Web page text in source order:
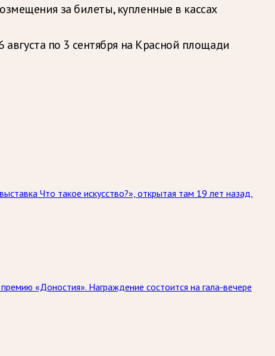
за билеты, купленные в кассах
по 3 сентября на Красной площади
Что такое искусство?», открытая там 19 лет назад,
«Доностия». Награждение состоится на гала-вечере